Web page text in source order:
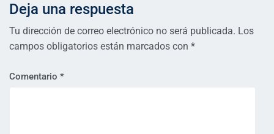
Deja una respuesta
Tu dirección de correo electrónico no será publicada. Los
campos obligatorios están marcados con *
Comentario *